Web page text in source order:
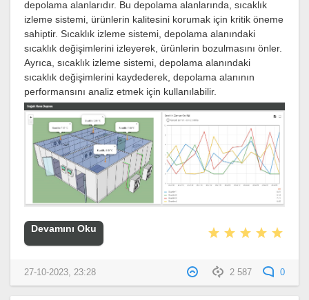
depolama alanlarıdır. Bu depolama alanlarında, sıcaklık
izleme sistemi, ürünlerin kalitesini korumak için kritik öneme
sahiptir. Sıcaklık izleme sistemi, depolama alanındaki
sıcaklık değişimlerini izleyerek, ürünlerin bozulmasını önler.
Ayrıca, sıcaklık izleme sistemi, depolama alanındaki
sıcaklık değişimlerini kaydederek, depolama alanının
performansını analiz etmek için kullanılabilir.
Devamını Oku
2 587 0
27-10-2023, 23:28